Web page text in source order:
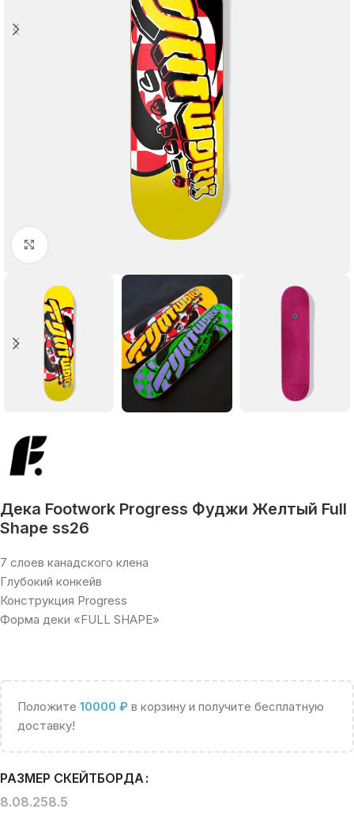
Дека Footwork Progress Фуджи Желтый Full
Shape ss26
7 слоев канадского клена
Глубокий конкейв
Конструкция Progress
Форма деки «FULL SHAPE»
Положите 10000 ₽ в корзину и получите бесплатную
доставку!
РАЗМЕР СКЕЙТБОРДА
8.08.258.5